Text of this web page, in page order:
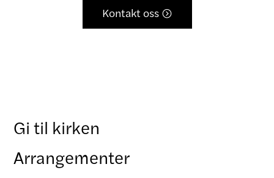
Kontakt oss 
Gi til kirken
Arrangementer